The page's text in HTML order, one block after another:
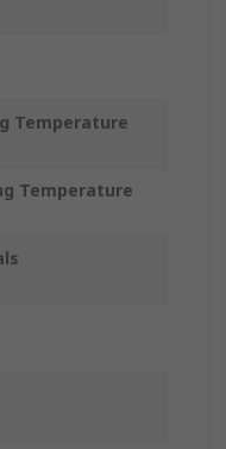
Temperature
Temperature